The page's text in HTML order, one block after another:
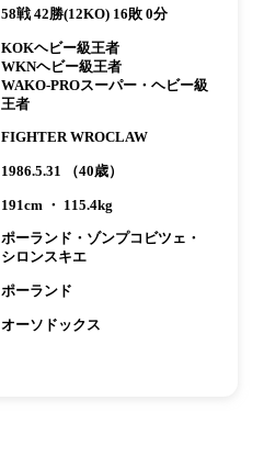
58戦 42勝(12KO) 16敗 0分
KOKヘビー級王者
WKNヘビー級王者
WAKO-PROスーパー・ヘビー級
王者
FIGHTER WROCLAW
1986.5.31 （40歳）
191cm ・ 115.4kg
ポーランド・ゾンプコビツェ・
シロンスキエ
ポーランド
オーソドックス